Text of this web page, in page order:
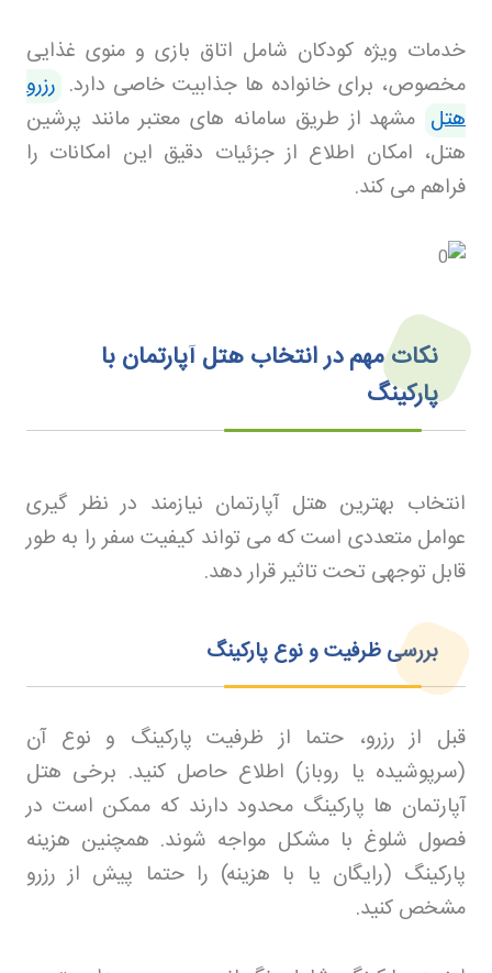
خدمات ویژه کودکان شامل اتاق بازی و منوی غذایی
مخصوص، برای خانواده ها جذابیت خاصی دارد. رزرو
هتل مشهد از طریق سامانه های معتبر مانند پرشین
هتل، امکان اطلاع از جزئیات دقیق این امکانات را
فراهم می کند.
نکات مهم در انتخاب هتل آپارتمان با
پارکینگ
انتخاب بهترین هتل آپارتمان نیازمند در نظر گیری
عوامل متعددی است که می تواند کیفیت سفر را به طور
قابل توجهی تحت تاثیر قرار دهد.
بررسی ظرفیت و نوع پارکینگ
قبل از رزرو، حتما از ظرفیت پارکینگ و نوع آن
(سرپوشیده یا روباز) اطلاع حاصل کنید. برخی هتل
آپارتمان ها پارکینگ محدود دارند که ممکن است در
فصول شلوغ با مشکل مواجه شوند. همچنین هزینه
پارکینگ (رایگان یا با هزینه) را حتما پیش از رزرو
مشخص کنید.